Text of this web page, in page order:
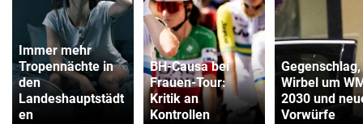
Immer mehr
Tropennächte in
den
Landeshauptstädt
en
BH-Causa bei
Frauen-Tour:
Kritik an
Kontrollen
Gegenschlag,
Wirbel um
2030 und
Vorwürfe